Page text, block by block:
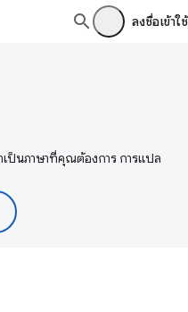
ลงชื่อเข้าใช้
เป็นภาษาที่คุณต้องการ การแปล